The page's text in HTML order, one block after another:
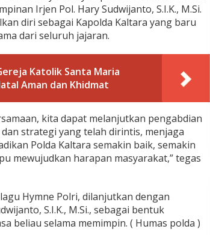
Irjen Pol. Hary Sudwijanto, S.I.K., M.Si.
diri sebagai Kapolda Kaltara yang baru
dari seluruh jajaran.
Katolik Santa Maria
Aman dan Khidmat
kita dapat melanjutkan pengabdian
strategi yang telah dirintis, menjaga
Polda Kaltara semakin baik, semakin
mewujudkan harapan masyarakat,” tegas
Hymne Polri, dilanjutkan dengan
S.I.K., M.Si., sebagai bentuk
beliau selama memimpin. ( Humas polda )